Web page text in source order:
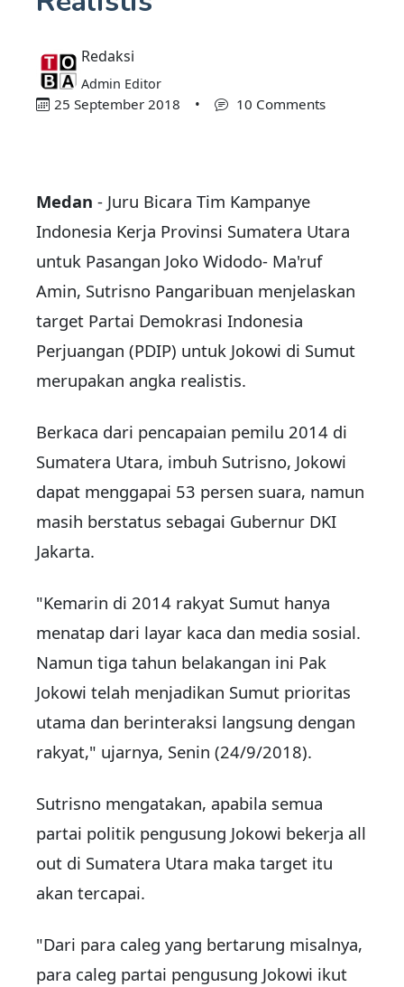
Redaksi
Admin Editor
25 September 2018 • 10 Comments
Medan - Juru Bicara Tim Kampanye
Indonesia Kerja Provinsi Sumatera Utara
untuk Pasangan Joko Widodo- Ma'ruf
Amin, Sutrisno Pangaribuan menjelaskan
target Partai Demokrasi Indonesia
Perjuangan (PDIP) untuk Jokowi di Sumut
merupakan angka realistis.
Berkaca dari pencapaian pemilu 2014 di
Sumatera Utara, imbuh Sutrisno, Jokowi
dapat menggapai 53 persen suara, namun
masih berstatus sebagai Gubernur DKI
Jakarta.
"Kemarin di 2014 rakyat Sumut hanya
menatap dari layar kaca dan media sosial.
Namun tiga tahun belakangan ini Pak
Jokowi telah menjadikan Sumut prioritas
utama dan berinteraksi langsung dengan
rakyat," ujarnya, Senin (24/9/2018).
Sutrisno mengatakan, apabila semua
partai politik pengusung Jokowi bekerja all
out di Sumatera Utara maka target itu
akan tercapai.
"Dari para caleg yang bertarung misalnya,
para caleg partai pengusung Jokowi ikut